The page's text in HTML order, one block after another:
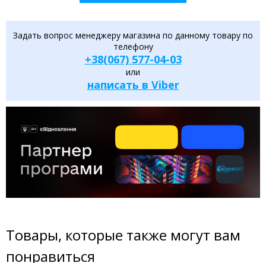
Задать вопрос менеджеру магазина по данному товару по
телефону
+38(067) 577-04-03
или
написать в Viber
Товары, которые также могут вам
понравиться